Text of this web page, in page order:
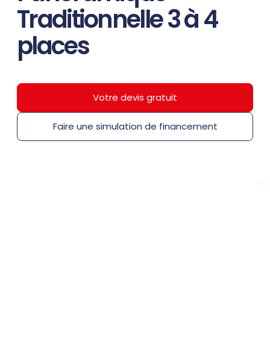
Traditionnelle 3 à 4
places
Votre devis gratuit
Faire une simulation de financement